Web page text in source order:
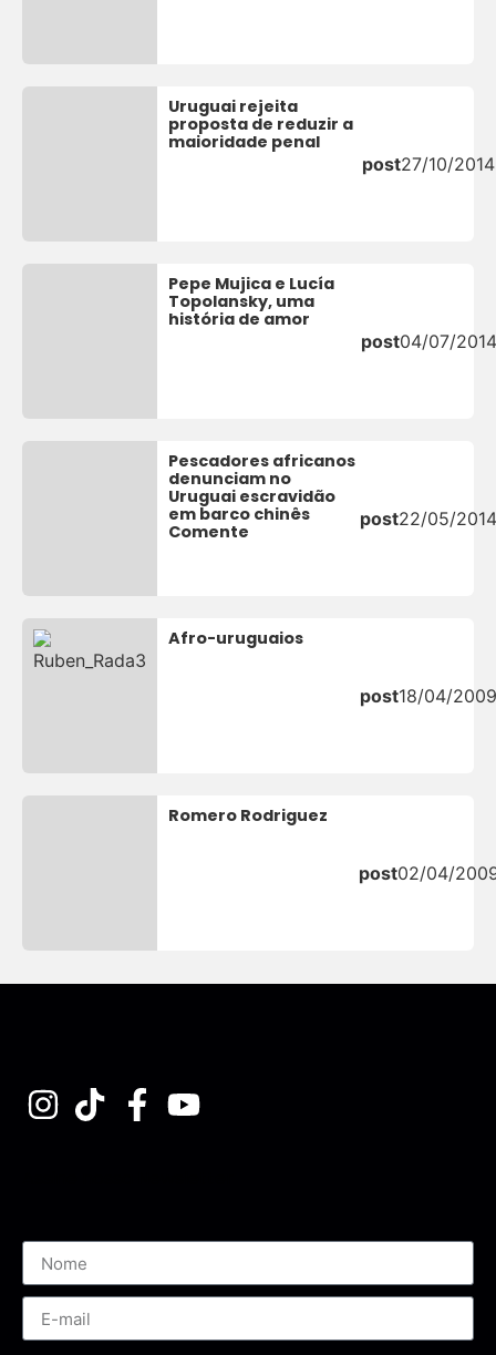
Uruguai rejeita
proposta de reduzir a
maioridade penal
post27/10/2014
Pepe Mujica e Lucía
Topolansky, uma
história de amor
post04/07/2014
Pescadores africanos
denunciam no
Uruguai escravidão
em barco chinês
Comente
post22/05/
Afro-uruguaios
post18/04/
Romero Rodriguez
post02/04/